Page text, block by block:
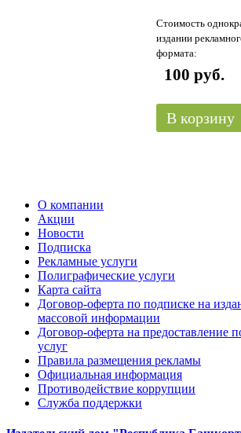
Стоимость
издании
формата:
100 руб.
В корзину
О компании
Акции
Новости
Подписка
Рекламные услуги
Полиграфические услуги
Карта сайта
Договор-оферта по подписке на
массовой информации
Договор-оферта на предоставление
услуг
Правила размещения рекламы
Официальная информация
Противодействие коррупции
Cлужба поддержки